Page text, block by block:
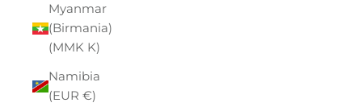
Myanmar
(Birmania)
(MMK K)
Namibia
(EUR €)